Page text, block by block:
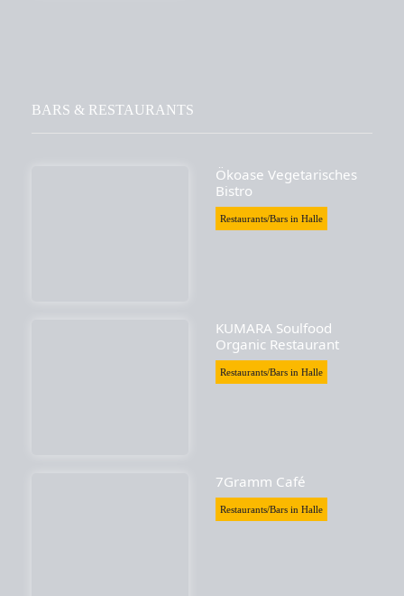
BARS & RESTAURANTS
Ökoase Vegetarisches
Bistro
Restaurants/Bars in Halle
KUMARA Soulfood
Organic Restaurant
Restaurants/Bars in Halle
7Gramm Café
Restaurants/Bars in Halle